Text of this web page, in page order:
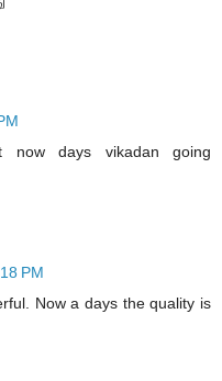
days vikadan going
PM
Now a days the quality is